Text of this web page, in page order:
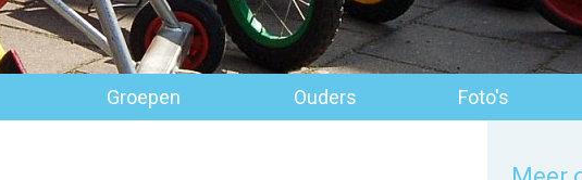
Groepen Ouders Foto's